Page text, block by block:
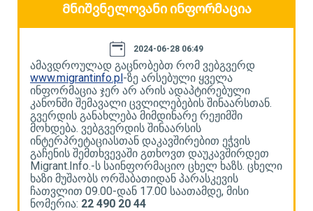
Მნიშვნელოვანი ინფორმაცია
2024-06-28 06:49
ამავდროულად გაცნობებთ რომ ვებგვერდ
www.migrantinfo.pl-ზე არსებული ყველა
ინფორმაცია ჯერ არ არის ადაპტირებული
კანონში შემავალი ცვლილებების შინაარსთან.
გვერდის განახლება მიმდინარე რეჟიმში
მოხდება. ვებგვერდის შინაარსის
ინტერპრეტაციასთან დაკავშირებით ეჭვის
გაჩენის შემთხვევაში გთხოვთ დაუკავშირდეთ
Migrant.Info.-ს საინფორმაციო ცხელ ხაზს. ცხელი
ხაზი მუშაობს ორშაბათიდან პარასკევის
ჩათვლით 09.00-დან 17.00 საათამდე, მისი
ნომერია: 22 490 20 44